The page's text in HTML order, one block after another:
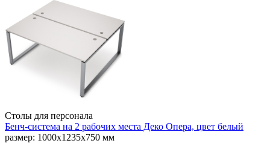
Столы для персонала
Бенч-система на 2 рабочих места Деко Опера, цвет белый
размер: 1000х1235х750 мм